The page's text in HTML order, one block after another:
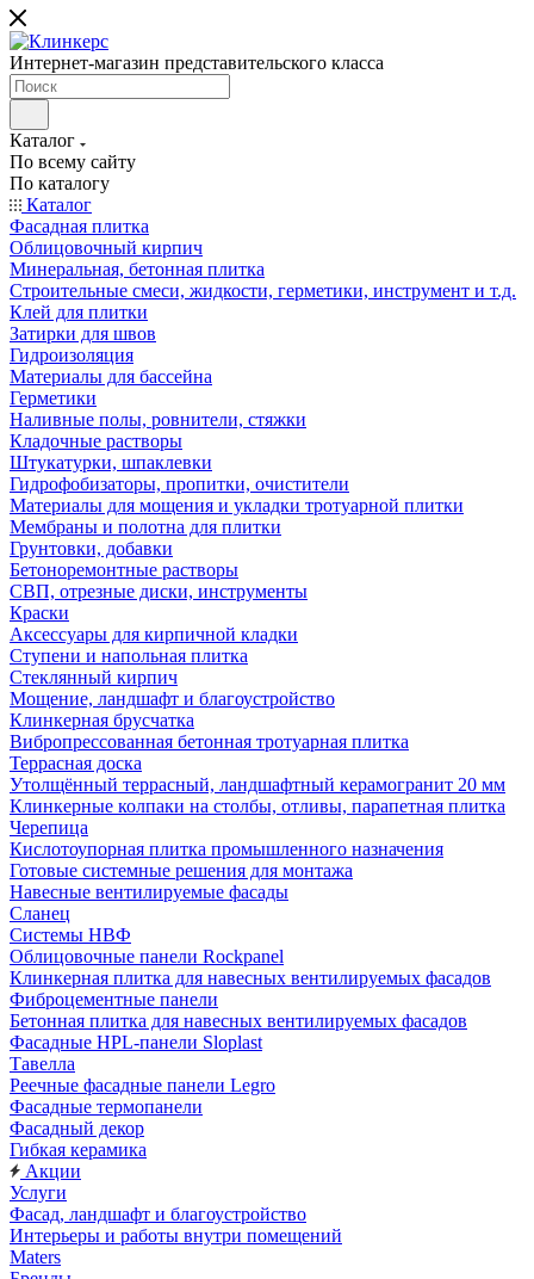
Интернет-магазин представительского класса
Каталог
По всему сайту
По каталогу
Каталог
Фасадная плитка
Облицовочный кирпич
Минеральная, бетонная плитка
Строительные смеси, жидкости, герметики, инструмент и т.д.
Клей для плитки
Затирки для швов
Гидроизоляция
Материалы для бассейна
Герметики
Наливные полы, ровнители, стяжки
Кладочные растворы
Штукатурки, шпаклевки
Гидрофобизаторы, пропитки, очистители
Материалы для мощения и укладки тротуарной плитки
Мембраны и полотна для плитки
Грунтовки, добавки
Бетоноремонтные растворы
СВП, отрезные диски, инструменты
Краски
Аксессуары для кирпичной кладки
Ступени и напольная плитка
Cтеклянный кирпич
Мощение, ландшафт и благоустройство
Клинкерная брусчатка
Вибропрессованная бетонная тротуарная плитка
Террасная доска
Утолщённый террасный, ландшафтный керамогранит 20 мм
Клинкерные колпаки на столбы, отливы, парапетная плитка
Черепица
Кислотоупорная плитка промышленного назначения
Готовые системные решения для монтажа
Навесные вентилируемые фасады
Сланец
Системы НВФ
Облицовочные панели Rockpanel
Клинкерная плитка для навесных вентилируемых фасадов
Фиброцементные панели
Бетонная плитка для навесных вентилируемых фасадов
Фасадные HPL-панели Sloplast
Тавелла
Реечные фасадные панели Legro
Фасадные термопанели
Фасадный декор
Гибкая керамика
Акции
Услуги
Фасад, ландшафт и благоустройство
Интерьеры и работы внутри помещений
Maters